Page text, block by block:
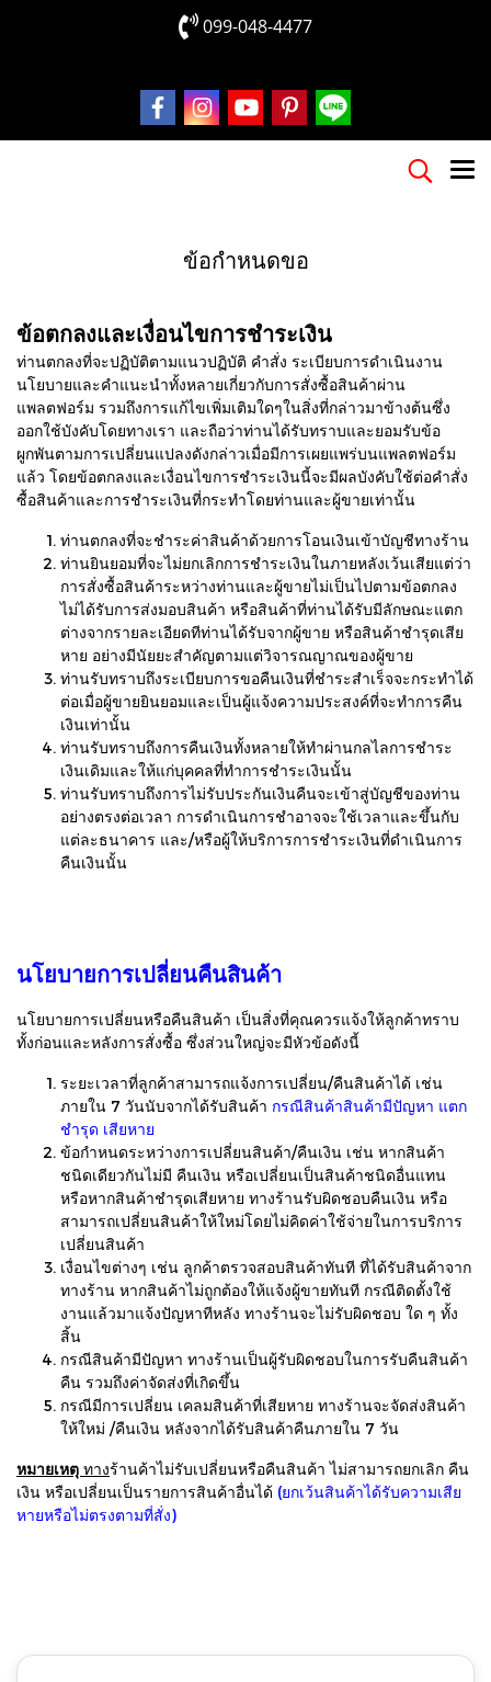
099-048-4477
ข้อกำหนดขอ
ข้อตกลงและเงื่อนไขการชำระเงิน
ท่านตกลงที่จะปฏิบัติตามแนวปฏิบัติ คำสั่ง ระเบียบการดำเนินงาน
นโยบายและคำแนะนำทั้งหลายเกี่ยวกับการสั่งซื้อสินค้าผ่าน
แพลตฟอร์ม รวมถึงการแก้ไขเพิ่มเติมใดๆในสิ่งที่กล่าวมาข้างต้นซึ่ง
ออกใช้บังคับโดยทางเรา และถือว่าท่านได้รับทราบและยอมรับข้อ
ผูกพันตามการเปลี่ยนแปลงดังกล่าวเมื่อมีการเผยแพร่บนแพลตฟอร์ม
แล้ว โดยข้อตกลงและเงื่อนไขการชำระเงินนี้จะมีผลบังคับใช้ต่อคำสั่ง
ซื้อสินค้าและการชำระเงินที่กระทำโดยท่านและผู้ขายเท่านั้น
ท่านตกลงที่จะชำระค่าสินค้าด้วยการโอนเงินเข้าบัญชีทางร้าน
ท่านยินยอมที่จะไม่ยกเลิกการชำระเงินในภายหลังเว้นเสียแต่ว่า
การสั่งซื้อสินค้าระหว่างท่านและผู้ขายไม่เป็นไปตามข้อตกลง
ไม่ได้รับการส่งมอบสินค้า หรือสินค้าที่ท่านได้รับมีลักษณะแตก
ต่างจากรายละเอียดทีท่านได้รับจากผู้ขาย หรือสินค้าชำรุดเสีย
หาย อย่างมีนัยยะสำคัญตามแต่วิจารณญาณของผู้ขาย
ท่านรับทราบถึงระเบียบการขอคืนเงินที่ชำระสำเร็จจะกระทำได้
ต่อเมื่อผู้ขายยินยอมและเป็นผู้แจ้งความประสงค์ที่จะทำการคืน
เงินเท่านั้น
ท่านรับทราบถึงการคืนเงินทั้งหลายให้ทำผ่านกลไลการชำระ
เงินเดิมและให้แก่บุคคลที่ทำการชำระเงินนั้น
ท่านรับทราบถึงการไม่รับประกันเงินคืนจะเข้าสู่บัญชีของท่าน
อย่างตรงต่อเวลา การดำเนินการชำอาจจะใช้เวลาและขึ้นกับ
แต่ละธนาคาร และ/หรือผู้ให้บริการการชำระเงินที่ดำเนินการ
คืนเงินนั้น
นโยบายการเปลี่ยนคืนสินค้า
นโยบายการเปลี่ยนหรือคืนสินค้า เป็นสิ่งที่คุณควรแจ้งให้ลูกค้าทราบ
ทั้งก่อนและหลังการสั่งซื้อ ซึ่งส่วนใหญ่จะมีหัวข้อดังนี้
ระยะเวลาที่ลูกค้าสามารถแจ้งการเปลี่ยน/คืนสินค้าได้ เช่น
ภายใน 7 วันนับจากได้รับสินค้า กรณีสินค้าสินค้ามีปัญหา แตก
ชำรุด เสียหาย
ข้อกำหนดระหว่างการเปลี่ยนสินค้า/คืนเงิน เช่น หากสินค้า
ชนิดเดียวกันไม่มี คืนเงิน หรือเปลี่ยนเป็นสินค้าชนิดอื่นแทน
หรือหากสินค้าชำรุดเสียหาย ทางร้านรับผิดชอบคืนเงิน หรือ
สามารถเปลี่ยนสินค้าให้ใหม่โดยไม่คิดค่าใช้จ่ายในการบริการ
เปลี่ยนสินค้า
เงื่อนไขต่างๆ เช่น ลูกค้าตรวจสอบสินค้าทันที ที่ได้รับสินค้าจาก
ทางร้าน หากสินค้าไม่ถูกต้องให้แจ้งผู้ขายทันที กรณีติดตั้งใช้
งานแล้วมาแจ้งปัญหาทีหลัง ทางร้านจะไม่รับผิดชอบ ใด ๆ ทั้ง
สิ้น
กรณีสินค้ามีปัญหา ทางร้านเป็นผู้รับผิดชอบในการรับคืนสินค้า
คืน รวมถึงค่าจัดส่งที่เกิดขึ้น
กรณีมีการเปลี่ยน เคลมสินค้าที่เสียหาย ทางร้านจะจัดส่งสินค้า
ให้ใหม่ /คืนเงิน หลังจากได้รับสินค้าคืนภายใน 7 วัน
หมายเหตุ ทางร้านค้าไม่รับเปลี่ยนหรือคืนสินค้า ไม่สามารถยกเลิก คืน
เงิน หรือเปลี่ยนเป็นรายการสินค้าอื่นได้ (ยกเว้นสินค้าได้รับความเสีย
หายหรือไม่ตรงตามที่สั่ง)